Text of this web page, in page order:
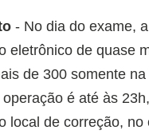
- No dia do exame,
eletrônico de quase
de 300 somente
é até às
local de correção,